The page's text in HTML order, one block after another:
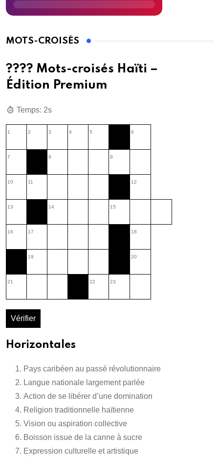
MOTS-CROISÉS
???? Mots-croisés Haïti –
Édition Premium
Temps: 3s
1 2 3 4 5 6
7 8 9
10 11 12
13 14 15
16 17 18
19 20
21 22 23
Vérifier
Horizontales
Pays caribéen au passé révolutionnaire
Langue nationale largement parlée
Action de se libérer d’une domination
Religion traditionnelle haïtienne
Vision ou aspiration collective
Boisson issue de la canne à sucre
Expression culturelle et artistique